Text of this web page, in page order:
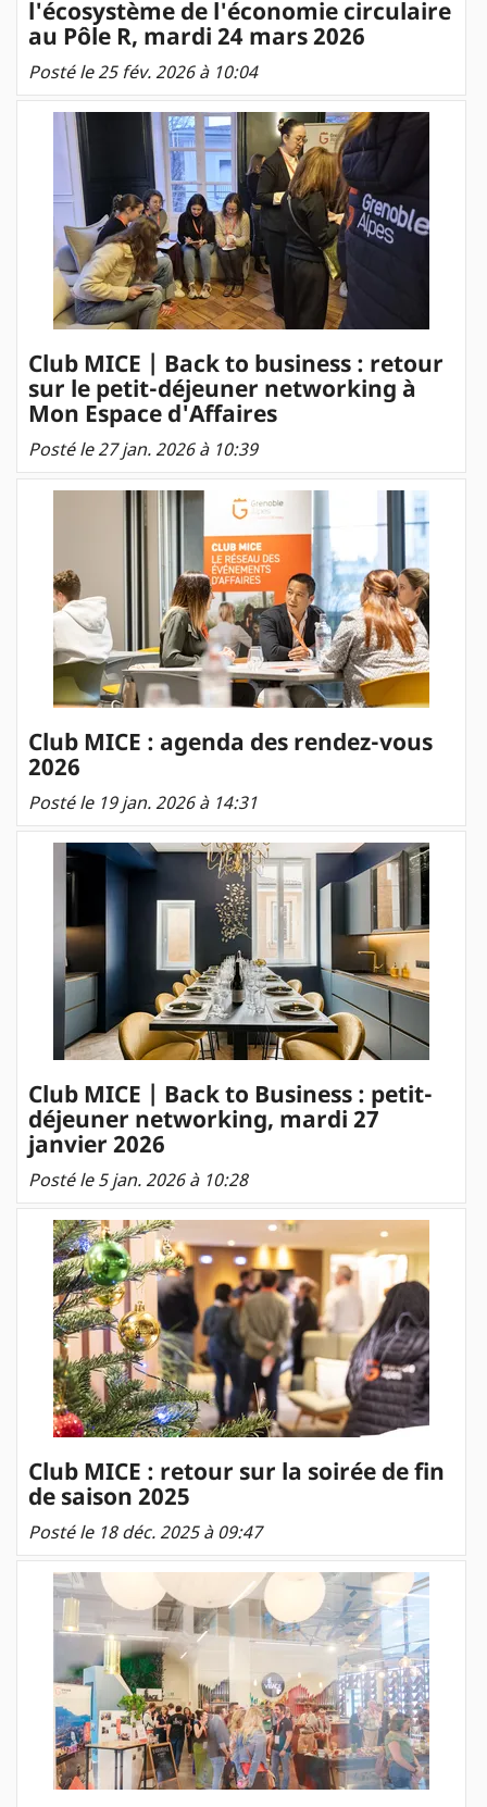
l'écosystème de l'économie circulaire
au Pôle R, mardi 24 mars 2026
Posté le 25 fév. 2026 à 10:04
Club MICE | Back to business : retour
sur le petit-déjeuner networking à
Mon Espace d'Affaires
Posté le 27 jan. 2026 à 10:39
Club MICE : agenda des rendez-vous
2026
Posté le 19 jan. 2026 à 14:31
Club MICE | Back to Business : petit-
déjeuner networking, mardi 27
janvier 2026
Posté le 5 jan. 2026 à 10:28
Club MICE : retour sur la soirée de fin
de saison 2025
Posté le 18 déc. 2025 à 09:47